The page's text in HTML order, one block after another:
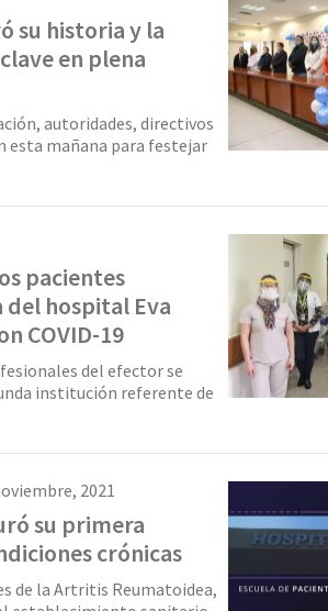
su historia y la
en plena
autoridades, directivos
esta mañana para festejar
pacientes
hospital Eva
COVID-19
del efector se
institución referente de
2021
su primera
crónicas
de la Artritis Reumatoidea,